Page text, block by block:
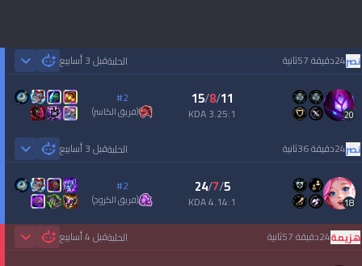
الحلبةقبل 3 أسابيع نصر24دقيقة 57ثانية
20
11
/
8
/
15
3.25:1 KDA
#2
(فريق الكاسر)
الحلبةقبل 3 أسابيع نصر24دقيقة 36ثانية
18
5
/
7
/
24
4.14:1 KDA
#2
(فريق الكروج)
الحلبةقبل 4 أسابيع هزيمة24دقيقة 57ثانية